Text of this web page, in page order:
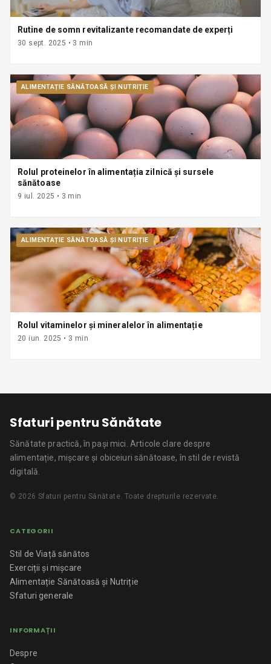
Rutine de somn revitalizante recomandate de experți
30 sept. 2025 • 3 min
ALIMENTAȚIE SĂNĂTOASĂ ȘI NUTRIȚIE
Rolul proteinelor în alimentația zilnică și sursele
sănătoase
9 iul. 2025 • 3 min
ALIMENTAȚIE SĂNĂTOASĂ ȘI NUTRIȚIE
Rolul vitaminelor și mineralelor în alimentație
20 iun. 2025 • 3 min
Sfaturi pentru Sănătate
Sănătate practică, în pași mici. Articole clare despre
alimentație, mișcare și obiceiuri sănătoase, în stil de revistă
digitală.
© 2026 Sfaturi pentru Sănătate . Toate drepturile rezervate.
CATEGORII
Stil de Viață sănătos
Exerciții și mișcare
Alimentație Sănătoasă și Nutriție
Sfaturi generale
INFORMAȚII
Despre